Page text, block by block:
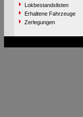
Lokbestandslisten
Erhaltene Fahrzeuge
Zerlegungen